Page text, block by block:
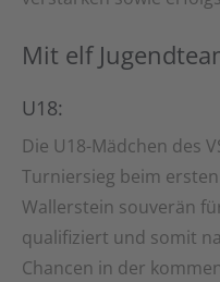
Mit elf
U18:
Die U18-Mädchen des
Turniersieg beim
Wallerstein souverän
qualifiziert und somit
Chancen in der